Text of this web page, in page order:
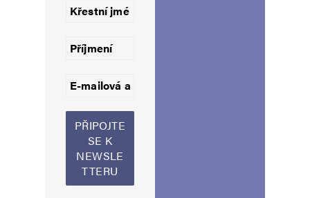
Uložit do prohlížeče jméno, e-mail a webovou stránku pro budoucí
Informujte mě o nových komentářích e-mailem.
Alternative: